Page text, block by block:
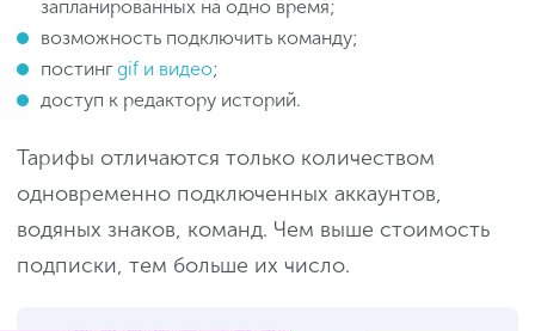
запланированных на одно время;
возможность подключить команду;
постинг gif и видео;
доступ к редактору историй.
Тарифы отличаются только количеством
одновременно подключенных аккаунтов,
водяных знаков, команд. Чем выше стоимость
подписки, тем больше их число.